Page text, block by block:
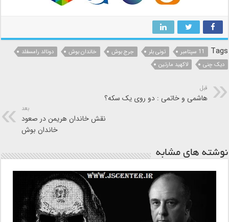
Tags 11 سپتامبر تونی بلر جرج بوش خاندان بوش
دونالد رامسفلد
دیک چنی
لاکهید مارتین
قبل
هاشمی و خاتمی : دو روی یک سکه؟
بعد
نقش خاندان هریمن در صعود
خاندان بوش
نوشته های مشابه